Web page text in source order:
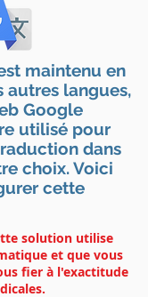
maintenu en
autres langues,
Google
utilisé pour
dans
choix. Voici
cette
solution utilise
et que vous
fier à l'exactitude